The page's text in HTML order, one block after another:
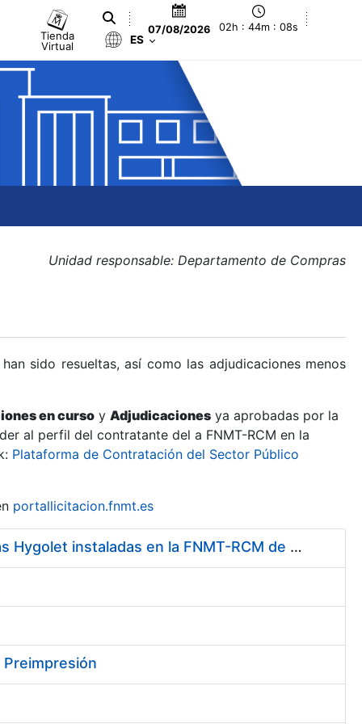
Tienda
Virtual
07/08/2026 02h : 44m : 08s
ES
Unidad responsable: Departamento de Compras
sido resueltas, así como las adjudicaciones menos
en curso y Adjudicaciones ya aprobadas por la
al perfil del contratante del a FNMT-RCM en la
Plataforma de Contratación del Sector Público
portallicitacion.fnmt.es
Servicio de Mantenimiento y Adquisición de las Tapas Automáticas Hygolet instaladas en la FNMT-RCM de Madrid, y el Suministro de Rollos de Plásticos Originales